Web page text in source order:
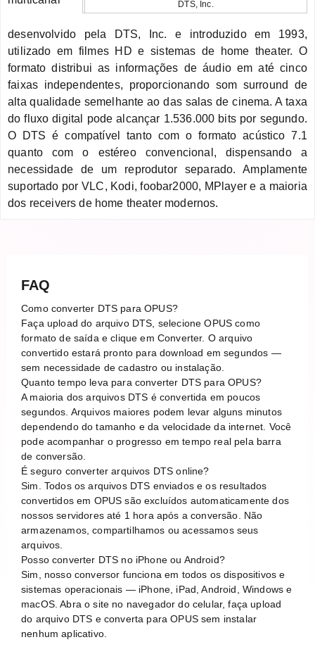
DTS, Inc.
desenvolvido pela DTS, Inc. e introduzido em 1993,
utilizado em filmes HD e sistemas de home theater. O
formato distribui as informações de áudio em até cinco
faixas independentes, proporcionando som surround de
alta qualidade semelhante ao das salas de cinema. A taxa
do fluxo digital pode alcançar 1.536.000 bits por segundo.
O DTS é compatível tanto com o formato acústico 7.1
quanto com o estéreo convencional, dispensando a
necessidade de um reprodutor separado. Amplamente
suportado por VLC, Kodi, foobar2000, MPlayer e a maioria
dos receivers de home theater modernos.
FAQ
Como converter DTS para OPUS?
Faça upload do arquivo DTS, selecione OPUS como
formato de saída e clique em Converter. O arquivo
convertido estará pronto para download em segundos —
sem necessidade de cadastro ou instalação.
Quanto tempo leva para converter DTS para OPUS?
A maioria dos arquivos DTS é convertida em poucos
segundos. Arquivos maiores podem levar alguns minutos
dependendo do tamanho e da velocidade da internet. Você
pode acompanhar o progresso em tempo real pela barra
de conversão.
É seguro converter arquivos DTS online?
Sim. Todos os arquivos DTS enviados e os resultados
convertidos em OPUS são excluídos automaticamente dos
nossos servidores até 1 hora após a conversão. Não
armazenamos, compartilhamos ou acessamos seus
arquivos.
Posso converter DTS no iPhone ou Android?
Sim, nosso conversor funciona em todos os dispositivos e
sistemas operacionais — iPhone, iPad, Android, Windows e
macOS. Abra o site no navegador do celular, faça upload
do arquivo DTS e converta para OPUS sem instalar
nenhum aplicativo.